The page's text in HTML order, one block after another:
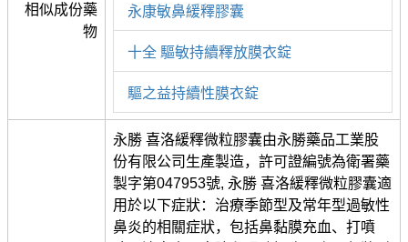
相似成份藥
物
永康敏鼻緩釋膠囊
十全 驅敏持續釋放膜衣錠
驅之益持續性膜衣錠
永勝 喜洛緩釋微粒膠囊由永勝藥品工業股
份有限公司生產製造，許可證編號為衛署藥
製字第047953號, 永勝 喜洛緩釋微粒膠囊適
用於以下症狀：治療季節型及常年型過敏性
鼻炎的相關症狀，包括鼻黏膜充血、打噴